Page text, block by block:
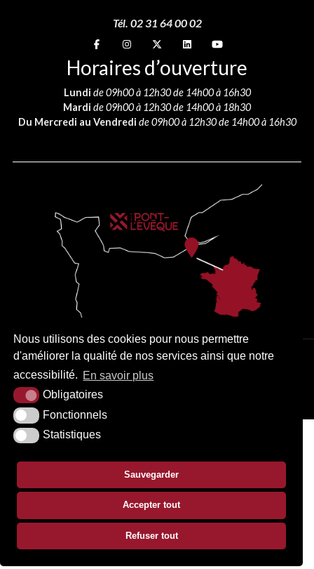
Nous utilisons des cookies pour nous permettre
d'améliorer la qualité de nos services ainsi que notre
accessibilité. En savoir plus
Obligatoires
Fonctionnels
Statistiques
Sauvegarder
Accepter tout
Refuser tout
Tél. 02 31 64 00 02
Suivez-nous sur
Suivez-nous sur
Suivez-nous sur
Suivez-nous sur
Suivez-nous sur
Horaires d’ouverture
Lundi de 09h00 à 12h30 de 14h00 à 16h30
Mardi de 09h00 à 12h30 de 14h00 à 18h30
Du Mercredi au Vendredi de 09h00 à 12h30 de 14h00 à 16h30
PLAN DU SITE MENTIONS LÉGALES ACCESSIBILITÉ